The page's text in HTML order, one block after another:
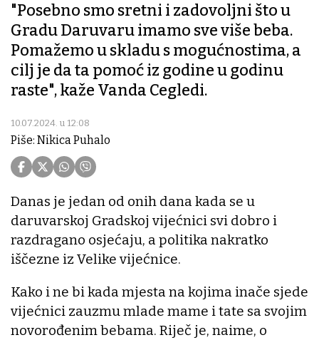
"Posebno smo sretni i zadovoljni što u
Gradu Daruvaru imamo sve više beba.
Pomažemo u skladu s mogućnostima, a
cilj je da ta pomoć iz godine u godinu
raste", kaže Vanda Cegledi.
10.07.2024. u 12:08
Piše: Nikica Puhalo
Danas je jedan od onih dana kada se u
daruvarskoj Gradskoj vijećnici svi dobro i
razdragano osjećaju, a politika nakratko
iščezne iz Velike vijećnice.
Kako i ne bi kada mjesta na kojima inače sjede
vijećnici zauzmu mlade mame i tate sa svojim
novorođenim bebama. Riječ je, naime, o